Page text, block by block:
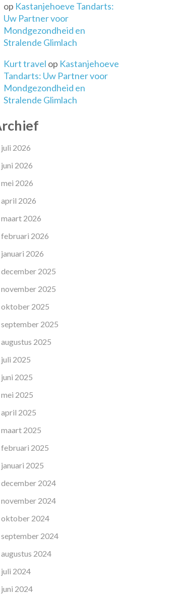
op Kastanjehoeve Tandarts:
Uw Partner voor
Mondgezondheid en
Stralende Glimlach
Kurt travel op Kastanjehoeve
Tandarts: Uw Partner voor
Mondgezondheid en
Stralende Glimlach
juli 2026
juni 2026
mei 2026
april 2026
maart 2026
februari 2026
januari 2026
december 2025
november 2025
oktober 2025
september 2025
augustus 2025
juli 2025
juni 2025
mei 2025
april 2025
maart 2025
februari 2025
januari 2025
december 2024
november 2024
oktober 2024
september 2024
augustus 2024
juli 2024
juni 2024